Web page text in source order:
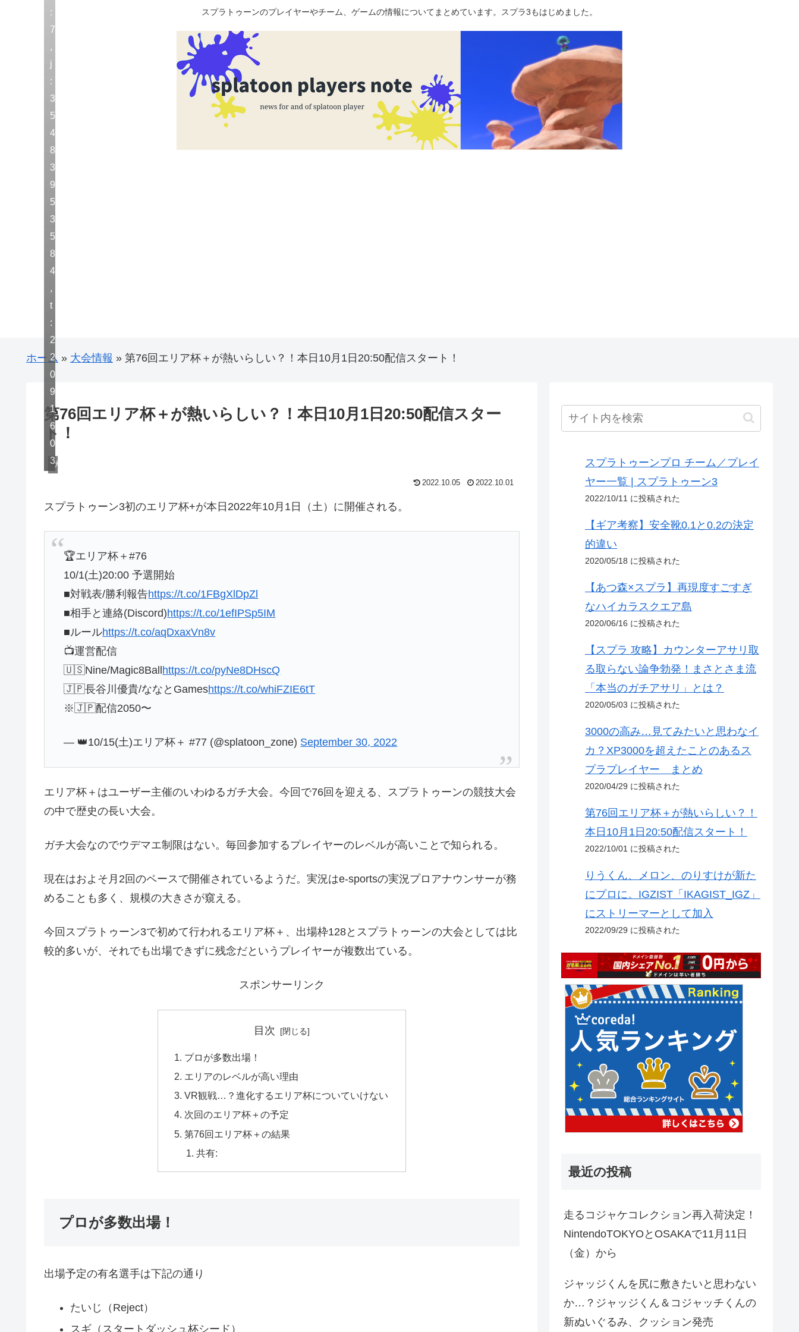
スプラトゥーンのプレイヤーやチーム、ゲームの情報についてまとめています。スプラ3もはじめました。
ホーム » 大会情報 » 第76回エリア杯＋が熱いらしい？！本日10月1日20:50配信スタート！
第76回エリア杯＋が熱いらしい？！本日10月1日20:50配信スター
ト！
大会情報
:
7
,
j
:
3
5
4
8
3
9
5
3
5
8
4
,
t
:
2
2
0
9
1
6
0
3
2022.10.05 2022.10.01
スプラトゥーン3初のエリア杯+が本日2022年10月1日（土）に開催される。
🏆エリア杯＋#76
10/1(土)20:00 予選開始
■対戦表/勝利報告https://t.co/1FBgXlDpZl
■相手と連絡(Discord)https://t.co/1efIPSp5IM
■ルールhttps://t.co/aqDxaxVn8v
📺運営配信
🇺🇸Nine/Magic8Ball https://t.co/pyNe8DHscQ
🇯🇵長谷川優貴/ななとGameshttps://t.co/whiFZIE6tT
※🇯🇵配信2050〜
— 👑10/15(土)エリア杯＋ #77 (@splatoon_zone) September 30, 2022
エリア杯＋はユーザー主催のいわゆるガチ大会。今回で76回を迎える、スプラトゥーンの競技大会
の中で歴史の長い大会。
ガチ大会なのでウデマエ制限はない。毎回参加するプレイヤーのレベルが高いことで知られる。
現在はおよそ月2回のペースで開催されているようだ。実況はe-sportsの実況プロアナウンサーが務
めることも多く、規模の大きさが窺える。
今回スプラトゥーン3で初めて行われるエリア杯＋、出場枠128とスプラトゥーンの大会としては比
較的多いが、それでも出場できずに残念だというプレイヤーが複数出ている。
スポンサーリンク
目次
プロが多数出場！
エリアのレベルが高い理由
VR観戦…？進化するエリア杯についていけない
次回のエリア杯＋の予定
第76回エリア杯＋の結果
共有:
プロが多数出場！
出場予定の有名選手は下記の通り
たいじ（Reject）
スギ（スタートダッシュ杯シード）
スプラトゥーンプロ チーム／プレイ
ヤー一覧 | スプラトゥーン3
2022/10/11 に投稿された
【ギア考察】安全靴0.1と0.2の決定
的違い
2020/05/18 に投稿された
【あつ森×スプラ】再現度すごすぎ
なハイカラスクエア島
2020/06/16 に投稿された
【スプラ 攻略】カウンターアサリ取
る取らない論争勃発！まさとさま流
「本当のガチアサリ」とは？
2020/05/03 に投稿された
3000の高み…見てみたいと思わなイ
カ？XP3000を超えたことのあるス
プラプレイヤー まとめ
2020/04/29 に投稿された
第76回エリア杯＋が熱いらしい？！
本日10月1日20:50配信スタート！
2022/10/01 に投稿された
りうくん、メロン、のりすけが新た
にプロに。IGZIST「IKAGIST_IGZ」
にストリーマーとして加入
2022/09/29 に投稿された
最近の投稿
走るコジャケコレクション再入荷決定！
NintendoTOKYOとOSAKAで11月11日
（金）から
ジャッジくんを尻に敷きたいと思わない
か…？ジャッジくん＆コジャッチくんの
新ぬいぐるみ、クッション発売